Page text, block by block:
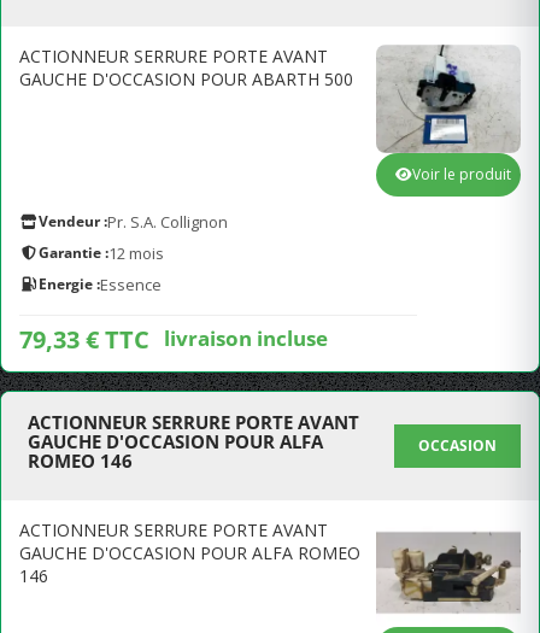
ACTIONNEUR SERRURE PORTE AVANT
GAUCHE D'OCCASION POUR ABARTH 500
Vendeur :Pr. S.A. Collignon
Garantie :12 mois
Energie :Essence
79,33 € TTC livraison incluse
Voir le produit
ACTIONNEUR SERRURE PORTE AVANT
GAUCHE D'OCCASION POUR ALFA
ROMEO 146
OCCASION
ACTIONNEUR SERRURE PORTE AVANT
GAUCHE D'OCCASION POUR ALFA ROMEO
146